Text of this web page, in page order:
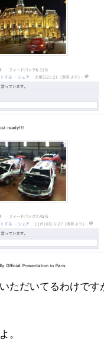
ただいてるわけです
。